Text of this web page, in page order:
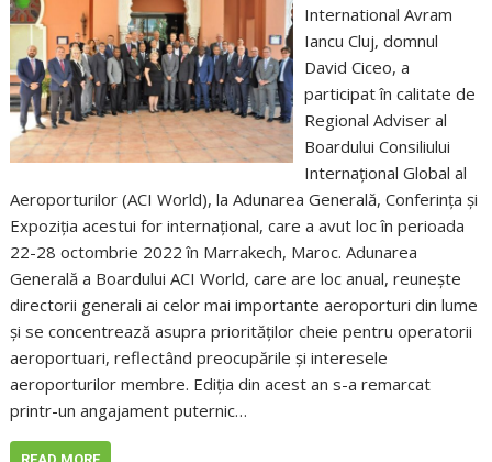
International Avram
Iancu Cluj, domnul
David Ciceo, a
participat în calitate de
Regional Adviser al
Boardului Consiliului
Internațional Global al
Aeroporturilor (ACI World), la Adunarea Generală, Conferința și
Expoziția acestui for internațional, care a avut loc în perioada
22-28 octombrie 2022 în Marrakech, Maroc. Adunarea
Generală a Boardului ACI World, care are loc anual, reunește
directorii generali ai celor mai importante aeroporturi din lume
și se concentrează asupra priorităților cheie pentru operatorii
aeroportuari, reflectând preocupările și interesele
aeroporturilor membre. Ediția din acest an s-a remarcat
printr-un angajament puternic…